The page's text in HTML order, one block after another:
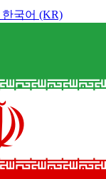
한국어 (KR)